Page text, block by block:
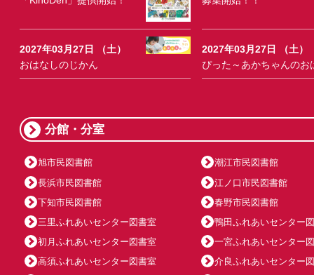
2027年03月27日 （土）
おはなしのじかん
2027年03月27日 （土）
ぴった～あかちゃんのお
分館・分室
旭市民図書館
潮江市民図書館
長浜市民図書館
江ノ口市民図書館
下知市民図書館
春野市民図書館
三里ふれあいセンター図書室
鴨田ふれあいセンター
初月ふれあいセンター図書室
一宮ふれあいセンター
高須ふれあいセンター図書室
介良ふれあいセンター